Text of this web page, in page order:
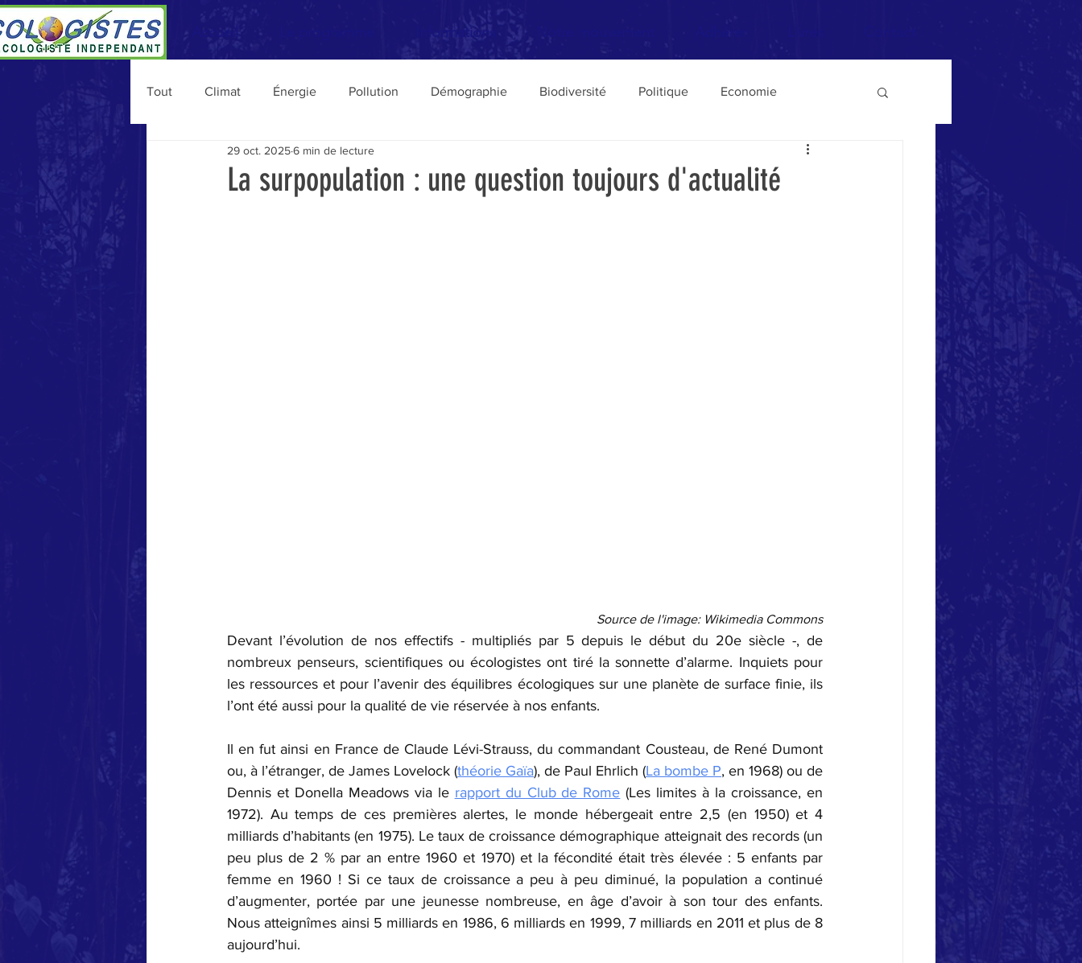
Informations
Tout Climat Énergie Pollution Démographie Biodiversité Politique Economie
Personnalités Vie du MEI Guerre
La surpopulation : une question toujours d'actualité
29 oct. 20256 min de lecture
Source de l'image: Wikimedia Commons
Devant l’évolution de nos effectifs - multipliés par 5 depuis le début du 20e siècle -, de
nombreux penseurs, scientifiques ou écologistes ont tiré la sonnette d’alarme. Inquiets pour
les ressources et pour l’avenir des équilibres écologiques sur une planète de surface finie, ils
l’ont été aussi pour la qualité de vie réservée à nos enfants.
Il en fut ainsi en France de Claude Lévi-Strauss, du commandant Cousteau, de René Dumont
ou, à l’étranger, de James Lovelock (théorie Gaïa), de Paul Ehrlich (La bombe P, en 1968) ou de
Dennis et Donella Meadows via le rapport du Club de Rome (Les limites à la croissance, en
1972). Au temps de ces premières alertes, le monde hébergeait entre 2,5 (en 1950) et 4
milliards d’habitants (en 1975). Le taux de croissance démographique atteignait des records (un
peu plus de 2 % par an entre 1960 et 1970) et la fécondité était très élevée : 5 enfants par
femme en 1960 ! Si ce taux de croissance a peu à peu diminué, la population a continué
d’augmenter, portée par une jeunesse nombreuse, en âge d’avoir à son tour des enfants.
Nous atteignîmes ainsi 5 milliards en 1986, 6 milliards en 1999, 7 milliards en 2011 et plus de 8
aujourd’hui.